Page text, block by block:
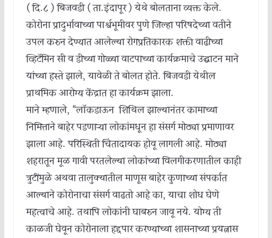
( दि.८ ) बिजवडी ( ता.इंदापूर ) येथे बोलताना व्यक्त केले.
कोरोना प्रादुर्भावाच्या पार्श्वभूमीवर पुणे जिल्हा परिषदेच्या वतीने
उपलब्ध करुन देण्यात आलेल्या रोगप्रतिकारक शक्ती वाढीच्या
व्हिटॅमिन सी व डीच्या गोळ्या वाटपाच्या कार्यक्रमाचे उद्घाटन माने
यांच्या हस्ते झाले, यावेळी ते बोलत होते. बिजवडी येथील
प्राथमिक आरोग्य केंद्रात हा कार्यक्रम झाला.
माने म्हणाले, “लॉकडाऊन शिथिल झाल्यानंतर कामाच्या
निमित्ताने बाहेर पडणाऱ्या लोकांमधून हा संसर्ग मोठ्या प्रमाणावर
झाला आहे. परिस्थिती चिंतादायक होवू लागली आहे. मोठ्या
शहरातून मूळ गावी परतलेल्या लोकांच्या विलगीकरणातील काही
त्रुटींमुळे अथवा तालुक्यातील माणूस बाहेर कुणाच्या संपर्कात
आल्याने कोरोनाचा संसर्ग वाढतो आहे का, याचा शोध घेणे
महत्वाचे आहे. तथापि लोकांनी घाबरुन जावू नये. योग्य ती
काळजी घेवून कोरोनाला हद्दपार करण्याच्या शासनाच्या प्रयत्नास